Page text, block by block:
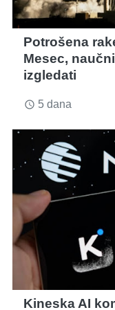
Potrošena
Mesec,
izgledati
access_time 5 dana
Kineska AI